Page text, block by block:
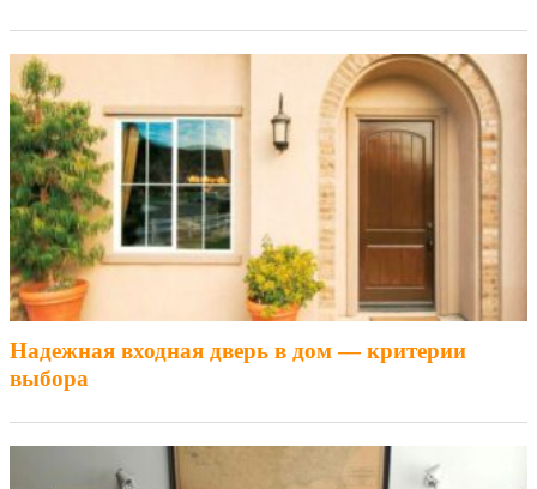
Надежная входная дверь в дом — критерии
выбора